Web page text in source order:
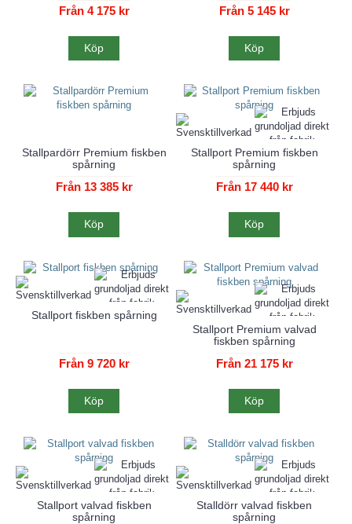
Från 4 175 kr
Köp
Från 5 145 kr
Köp
Stallpardörr Premium fiskben
spårning
Från 13 385 kr
Köp
Stallport Premium fiskben
spårning
Från 17 440 kr
Köp
Stallport fiskben spårning
Från 9 720 kr
Köp
Stallport Premium valvad
fiskben spårning
Från 21 175 kr
Köp
Stallport valvad fiskben
spårning
Stalldörr valvad fiskben
spårning